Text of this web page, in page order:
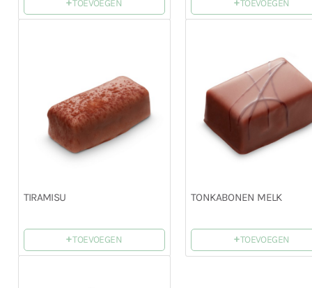
TOEVOEGEN TOEVOEGEN
TIRAMISU
+TOEVOEGEN
TONKABONEN MELK
+TOEVOEGEN